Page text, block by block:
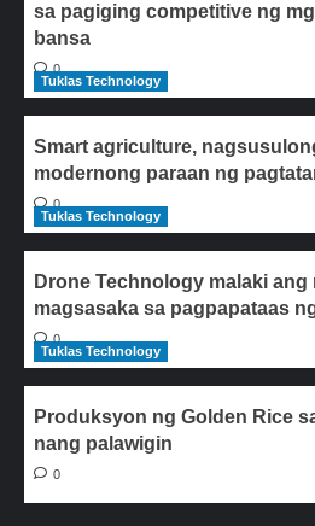
sa pagiging competitive ng
bansa
0
Tuklas Technology
Smart agriculture,
modernong paraan ng
0
Tuklas Technology
Drone Technology malaki
magsasaka sa pagpapataas
0
Tuklas Technology
Produksyon ng Golden Rice
nang palawigin
0